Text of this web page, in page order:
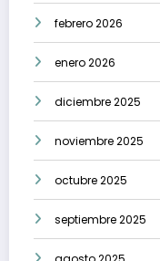
febrero 2026
enero 2026
diciembre 2025
noviembre 2025
octubre 2025
septiembre 2025